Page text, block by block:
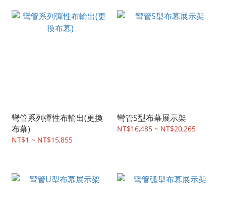
彎管系列彈性布輸出(更換
布幕)
NT$1 ~ NT$15,855
彎管S型布幕展示架
NT$16,485 ~ NT$20,265